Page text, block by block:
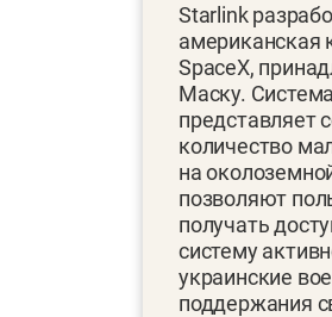
Starlink
американская
SpaceX,
Маску.
представляет
количество
на
позволяют
получать
систему
украинские
поддержания